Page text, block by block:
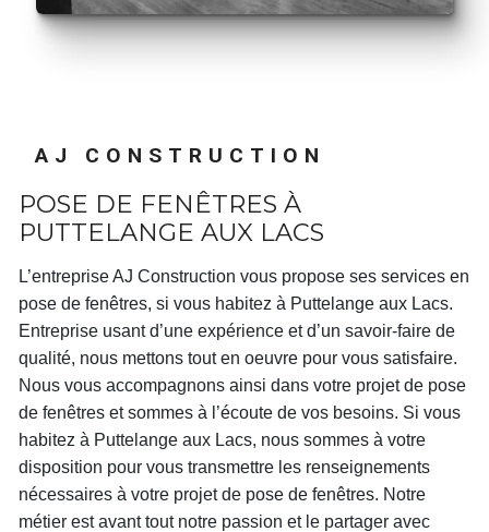
AJ CONSTRUCTION
POSE DE FENÊTRES À
PUTTELANGE AUX LACS
L’entrepriseAJ Construction vous propose ses services en
pose de fenêtres, si vous habitez à Puttelange aux Lacs.
Entreprise usant d’une expérience et d’un savoir-faire de
qualité, nous mettons tout en oeuvre pour vous satisfaire.
Nous vous accompagnons ainsi dans votre projet de pose
de fenêtres et sommes à l’écoute de vos besoins. Si vous
habitez à Puttelange aux Lacs, nous sommes à votre
disposition pour vous transmettre les renseignements
nécessaires à votre projet de pose de fenêtres. Notre
métier est avant tout notre passion et le partager avec